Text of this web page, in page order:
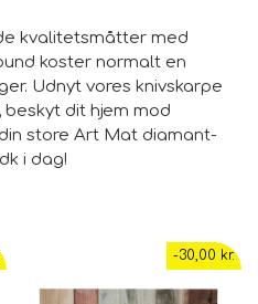
kvalitetsmåtter med
koster normalt en
Udnyt vores knivskarpe
dit hjem mod
store Art Mat diamant-
i dag!
-30,00 kr.